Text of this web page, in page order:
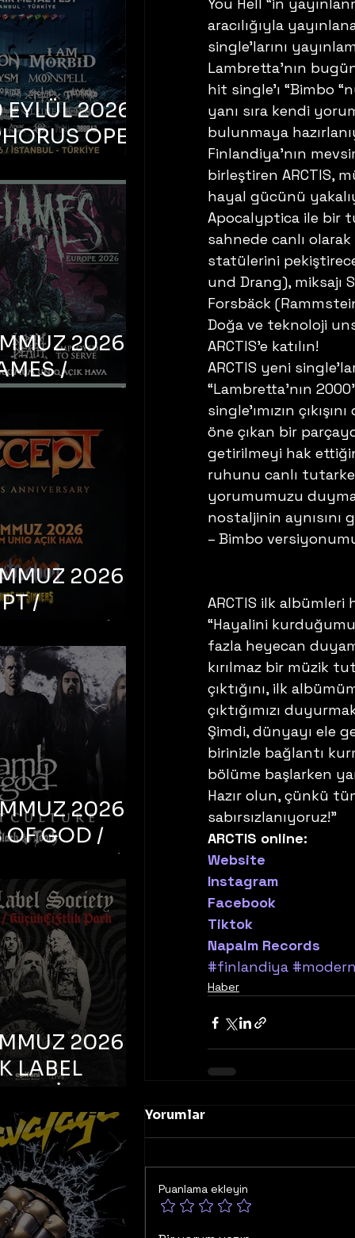
aracılığıyla
single’larını
Lambretta’nın
hit single’ı “Bimbo
yanı sıra kendi
bulunmaya
Finlandiya’nın
birleştiren ARCTIS,
hayal gücünü
Apocalyptica ile bir
sahnede canlı
statülerini
und Drang), miksajı
Forsbäck
Doğa ve teknoloji
ARCTIS’e katılın!
ARCTIS yeni
“Lambretta’nın
single’ımızın
öne çıkan bir
getirilmeyi hak
ruhunu canlı
yorumumuzu
nostaljinin aynısını
– Bimbo
ARCTIS ilk albümleri
“Hayalini
fazla heyecan
kırılmaz bir müzik
çıktığını, ilk
çıktığımızı
Şimdi, dünyayı ele
birinizle bağlantı
bölüme başlarken
Hazır olun, çünkü
sabırsızlanıyoruz!”
ARCTIS online:
Website
Instagram
Facebook
Tiktok
Napalm Records
#finlandiya
Haber
Yorumlar
Puanlama ekleyin
2026 –
OPEN
FEST
2026 –
/
DEATH /
– İstanbul,
Uniq
2026 –
/
/
‘N’
– İstanbul,
Uniq
2026 –
OF GOD /
CULTURE /
TOOTH –
Bonus
2026 –
LABEL
– İstanbul,
Park